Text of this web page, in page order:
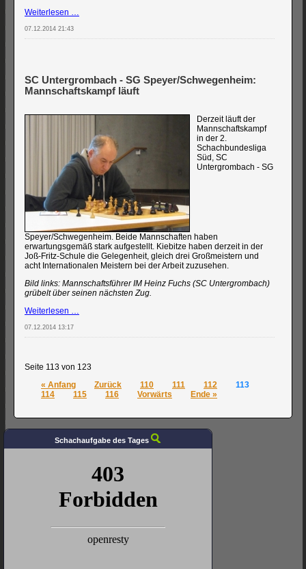
Weiterlesen …
den
07.12.2014 21:43
SC Untergrombach - SG Speyer/Schwegenheim:
Mannschaftskampf läuft
Derzeit läuft der
Mannschaftskampf
in der 2.
Schachbundesliga
Süd, SC
Untergrombach - SG
Speyer/Schwegenheim. Beide Mannschaften haben
erwartungsgemäß stark aufgestellt. Kiebitze haben derzeit in der
Joß-Fritz-Schule die Gelegenheit, gleich drei Großmeistern und
acht Internationalen Meistern bei der Arbeit zuzusehen.
Bild links: Mannschaftsführer IM Heinz Fuchs (SC Untergrombach)
grübelt über seinen nächsten Zug.
Weiterlesen …
SG
läuft
07.12.2014 13:17
Seite 113 von 123
« Anfang
Zurück 110 111 112
113
114
115 116 Vorwärts Ende »
Schachaufgabe des Tages